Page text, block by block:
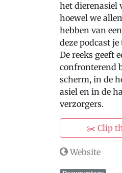
het dierenasiel
hoewel we
hebben van
deze podcast
De reeks geeft
confronterend
scherm, in de
asiel en in de
verzorgers.
✂️ Clip
Website